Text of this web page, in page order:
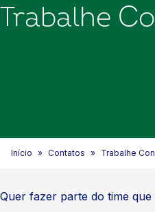
Trabalhe
Início Contatos Trabalhe
Quer fazer parte do time